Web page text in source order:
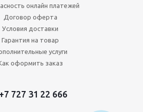
онлайн платежей
Договор оферта
Условия доставки
Гарантия на товар
услуги
оформить заказ
+7 727 31 22 666